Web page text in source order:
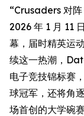
“Crusaders 对
2026 年 1 月 11
幕，届时精英运
续这一热潮，
电子竞技锦标赛
球冠军，还将角
场首创的大学碗